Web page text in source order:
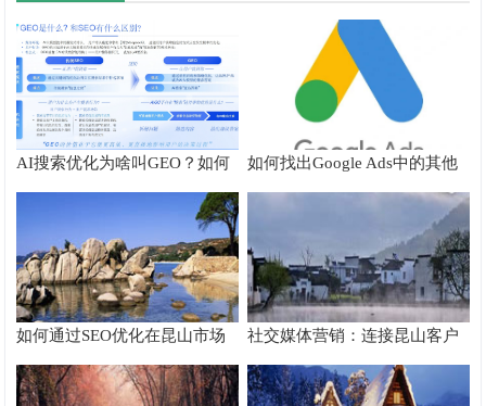
AI搜索优化为啥叫GEO？如何
在AI搜索中获得排名？
如何找出Google Ads中的其他
搜索字词
如何通过SEO优化在昆山市场
脱颖而出
社交媒体营销：连接昆山客户
的桥梁